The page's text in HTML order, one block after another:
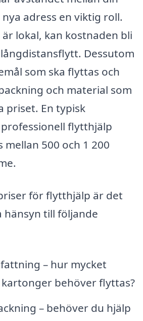
adress en viktig roll.
lokal, kan kostnaden bli
Dessutom
som ska flyttas och
och material som
priset. En typisk
flytthjälp
500 och 1 200
för flytthjälp är det
hänsyn till följande
– hur mycket
behöver flyttas?
– behöver du hjälp